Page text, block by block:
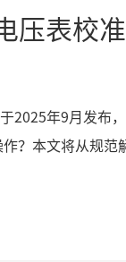
压表校
2025年9月发布
？本文将从规范